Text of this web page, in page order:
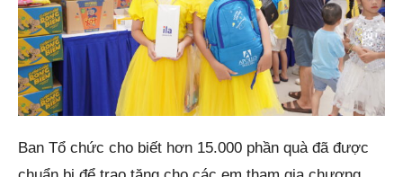
Ban Tổ chức cho biết hơn 15.000 phần quà đã được